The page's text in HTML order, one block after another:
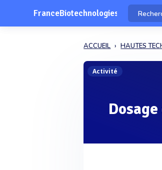
FranceBiotechnologies
ACCUEIL HAUTES
Activité